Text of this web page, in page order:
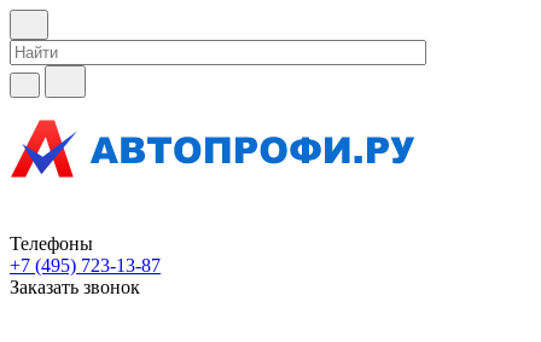
Телефоны
+7 (495) 723-13-87
Заказать звонок